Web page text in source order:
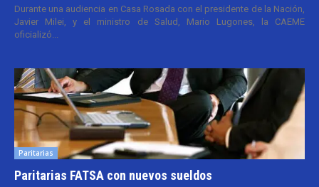
Durante una audiencia en Casa Rosada con el presidente de la Nación,
Javier Milei, y el ministro de Salud, Mario Lugones, la CAEME
oficializó...
Paritarias
Paritarias FATSA con nuevos sueldos